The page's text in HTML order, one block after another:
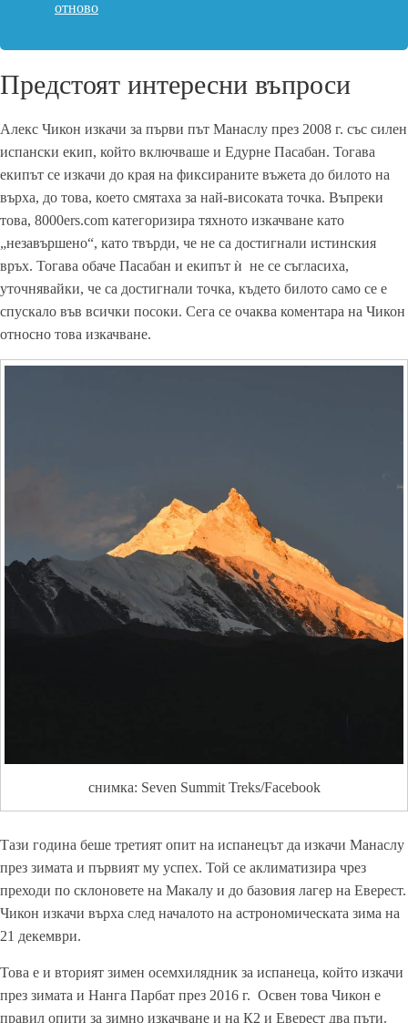
отново
Предстоят интересни въпроси
Алекс Чикон изкачи за първи път Манаслу през 2008 г. със силен
испански екип, който включваше и Едурне Пасабан. Тогава
екипът се изкачи до края на фиксираните въжета до билото на
върха, до това, което смятаха за най-високата точка. Въпреки
това, 8000ers.com категоризира тяхното изкачване като
„незавършено“, като твърди, че не са достигнали истинския
връх. Тогава обаче Пасабан и екипът ѝ не се съгласиха,
уточнявайки, че са достигнали точка, където билото само се е
спускало във всички посоки. Сега се очаква коментара на Чикон
относно това изкачване.
снимка: Seven Summit Treks/Facebook
Тази година беше третият опит на испанецът да изкачи Манаслу
през зимата и първият му успех. Той се аклиматизира чрез
преходи по склоновете на Макалу и до базовия лагер на Еверест.
Чикон изкачи върха след началото на астрономическата зима на
21 декември.
Това е и вторият зимен осемхилядник за испанеца, който изкачи
през зимата и Нанга Парбат през 2016 г. Освен това Чикон е
правил опити за зимно изкачване и на К2 и Еверест два пъти.